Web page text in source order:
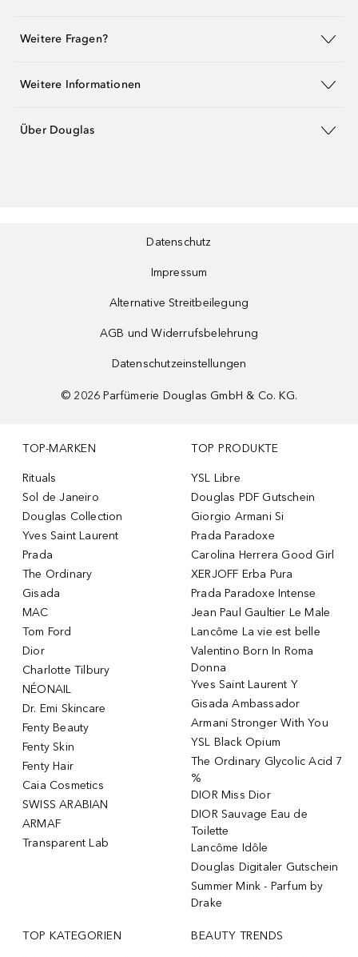
Weitere Fragen?
Weitere Informationen
Über Douglas
Datenschutz
Impressum
Alternative Streitbeilegung
AGB und Widerrufsbelehrung
Datenschutzeinstellungen
© 2026 Parfümerie Douglas GmbH & Co. KG.
TOP-MARKEN
Rituals
Sol de Janeiro
Douglas Collection
Yves Saint Laurent
Prada
The Ordinary
Gisada
MAC
Tom Ford
Dior
Charlotte Tilbury
NÉONAIL
Dr. Emi Skincare
Fenty Beauty
Fenty Skin
Fenty Hair
Caia Cosmetics
SWISS ARABIAN
ARMAF
Transparent Lab
TOP PRODUKTE
YSL Libre
Douglas PDF Gutschein
Giorgio Armani Si
Prada Paradoxe
Carolina Herrera Good Girl
XERJOFF Erba Pura
Prada Paradoxe Intense
Jean Paul Gaultier Le Male
Lancôme La vie est belle
Valentino Born In Roma
Donna
Yves Saint Laurent Y
Gisada Ambassador
Armani Stronger With You
YSL Black Opium
The Ordinary Glycolic Acid 7
%
DIOR Miss Dior
DIOR Sauvage Eau de
Toilette
Lancôme Idôle
Douglas Digitaler Gutschein
Summer Mink - Parfum by
Drake
TOP KATEGORIEN BEAUTY TRENDS